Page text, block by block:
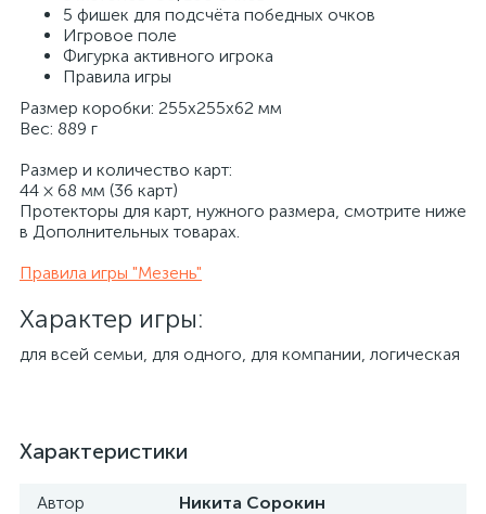
5 фишек для подсчёта победных очков
Игровое поле
Фигурка активного игрока
Правила игры
Размер коробки: 255х255х62 мм
Вес: 889 г
Размер и количество карт:
44 × 68 мм (36 карт)
Протекторы для карт, нужного размера, смотрите ниже
в Дополнительных товарах.
Правила игры "Мезень"
Характер игры:​
для всей семьи, для одного, для компании, логическая
Характеристики
Автор
Никита Сорокин